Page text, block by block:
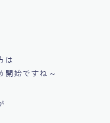
は
開始ですね～